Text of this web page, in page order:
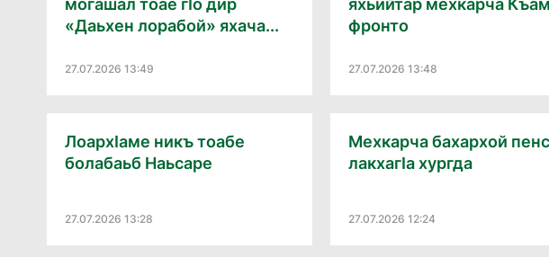
могашал тоае гӏо дир
«Даьхен лорабой» яхача...
27.07.2026 13:49
яхьийтар мехкарча
фронто
27.07.2026 13:48
Лоархӏаме никъ тоабе
болабаьб Наьсаре
27.07.2026 13:28
Мехкарча бахархой
лакхагӏа хургда
27.07.2026 12:24